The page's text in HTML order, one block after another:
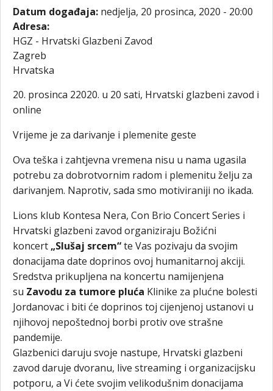
Datum događaja: nedjelja, 20 prosinca, 2020 - 20:00
Adresa:
HGZ - Hrvatski Glazbeni Zavod
Zagreb
Hrvatska
20. prosinca 22020. u 20 sati, Hrvatski glazbeni zavod i
online
Vrijeme je za darivanje i plemenite geste
Ova teška i zahtjevna vremena nisu u nama ugasila
potrebu za dobrotvornim radom i plemenitu želju za
darivanjem. Naprotiv, sada smo motiviraniji no ikada.
Lions klub Kontesa Nera, Con Brio Concert Series i
Hrvatski glazbeni zavod organiziraju Božićni
koncert „Slušaj srcem“te Vas pozivaju da svojim
donacijama date doprinos ovoj humanitarnoj akciji.
Sredstva prikupljena na koncertu namijenjena
su Zavodu za tumore pluća Klinike za plućne bolesti
Jordanovac i biti će doprinos toj cijenjenoj ustanovi u
njihovoj nepoštednoj borbi protiv ove strašne
pandemije.
Glazbenici daruju svoje nastupe, Hrvatski glazbeni
zavod daruje dvoranu, live streaming i organizacijsku
potporu, a Vi ćete svojim velikodušnim donacijama